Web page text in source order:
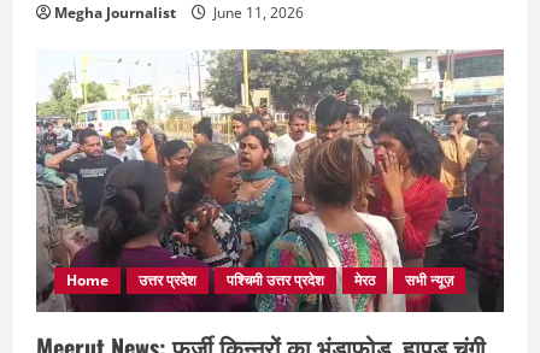
Megha Journalist June 11, 2026
Home उत्तर प्रदेश पश्चिमी उत्तर प्रदेश मेरठ सभी न्यूज़